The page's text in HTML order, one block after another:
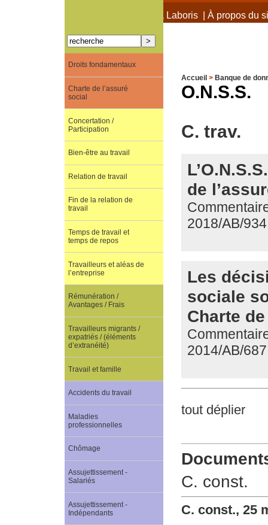
À propos de Terra Laboris| À propos du
Accueil > Banque de
O.N.S.S.
C. trav.
de
2018/AB/934
Les
sociale
Charte
2014/AB/687
tout déplier
C. const.
C. const., 25
Droits fondamentaux
Charte de l’assuré
social
Concertation /
Participation
Bien-être au travail
Relation de travail
Fin de la relation de
travail
Temps de travail et
temps de repos
Travailleurs et aléas de
l’entreprise
Rémunération /
Avantages / Frais
Travailleurs migrants /
expatriés / (éléments
d’extranéité)
Travail et famille
Accidents du travail
Maladies
professionnelles
Chômage
Assujettissement -
Salariés
Assujettissement -
Indépendants